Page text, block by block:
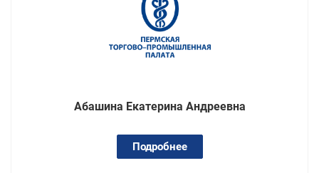
Абашина Екатерина Андреевна
Подробнее